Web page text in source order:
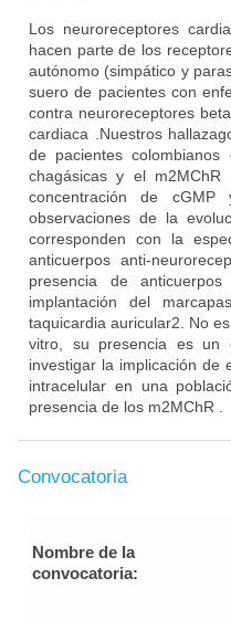
Los neuroreceptores
hacen parte de los
autónomo (simpático y
suero de pacientes con
contra neuroreceptores
cardiaca .Nuestros
de pacientes
chagásicas y el m2MChR
concentración de
observaciones de la
corresponden con la
anticuerpos anti-
presencia de
implantación del
taquicardia auricular2. No
vitro, su presencia es un
investigar la implicación de
intracelular en una
presencia de los m2MChR .
Convocatoria
Nombre de la
convocatoria: